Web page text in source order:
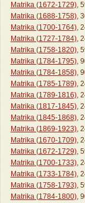
Matrika (1672-1729),
Matrika (1688-1758),
Matrika (1700-1764),
Matrika (1727-1784),
Matrika (1758-1820),
Matrika (1784-1795),
Matrika (1784-1858),
Matrika (1785-1789),
Matrika (1789-1816),
Matrika (1817-1845),
Matrika (1845-1868),
Matrika (1869-1923),
Matrika (1670-1709),
Matrika (1672-1729),
Matrika (1700-1733),
Matrika (1733-1784),
Matrika (1758-1793),
Matrika (1784-1800),